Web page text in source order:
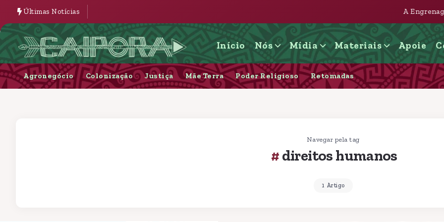
Últimas Notícias A Engrenagem judicial e
Início Nós Mídia Materiais Apoie
Agronegócio Colonização Justiça Mãe Terra Poder Religioso Retomadas
Navegar pela tag
direitos humanos
1 Artigo